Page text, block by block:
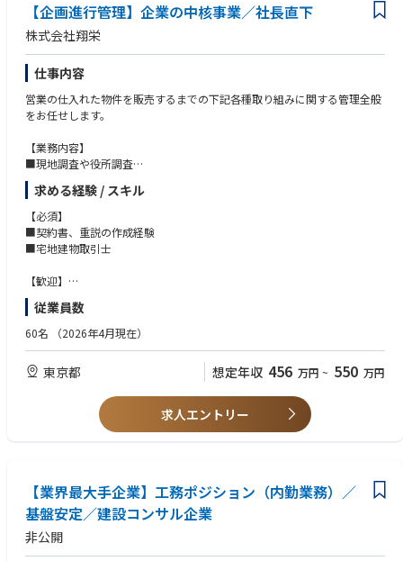
現場社員からの相談対応、スキーム構築、契約書作成・チェック、紛
争・トラブル・訴訟・行政対応。
3．コンプライアンス推進
社内研修の企画・実施、ホットライン運営、最新の法改正に伴う業務フ
ローの整備。
4．戦略法務
新規事業立ち上げ時の法的検討、M&A関連実務。
・結果へのコミット： ベンチャースピリッツを持ち、最後までやり抜く姿
勢をお持ちの方。
【企画進行管理】企業の中核事業／社長直下
株式会社翔栄
仕事内容
営業の仕入れた物件を販売するまでの下記各種取り組みに関する管理全般
をお任せします。
【業務内容】
■現地調査や役所調査
■契約関連書類の作成（契約書、重説等）
■契約、決済対応
■各種業者の手配（測量、解体、建築、リフォーム等）
■物件資料の作成
■金融機関への融資申し込み
求める経験 / スキル
【必須】
■契約書、重説の作成経験
■宅地建物取引士
【歓迎】
■現地調査、役所調査の経験
■契約、決済の対応経験
従業員数
60名 （2026年4月現在）
東京都 想定年収 456 万円 ~ 550 万円
求人エントリー
【業界最大手企業】工務ポジション（内勤業務）／
基盤安定／建設コンサル企業
非公開